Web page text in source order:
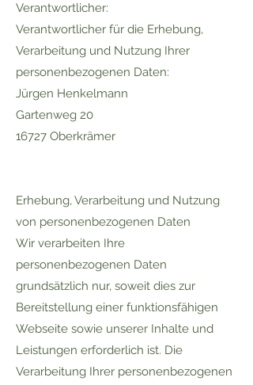
Verantwortlicher:
Verantwortlicher für die Erhebung,
Verarbeitung und Nutzung Ihrer
personenbezogenen Daten:
Jürgen Henkelmann
Gartenweg 20
16727 Oberkrämer
Erhebung, Verarbeitung und Nutzung
von personenbezogenen Daten
Wir verarbeiten Ihre
personenbezogenen Daten
grundsätzlich nur, soweit dies zur
Bereitstellung einer funktionsfähigen
Webseite sowie unserer Inhalte und
Leistungen erforderlich ist. Die
Verarbeitung Ihrer personenbezogenen